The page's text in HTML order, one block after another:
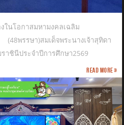
ในโอกาสมหามงคลเฉลิม
พรรษา)สมเด็จพระนางเจ้าสุทิดา
ชินีประจำปีการศึกษา2569
Read more »